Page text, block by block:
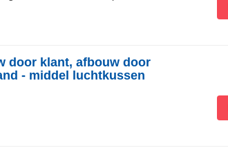
door klant, afbouw door
- middel luchtkussen